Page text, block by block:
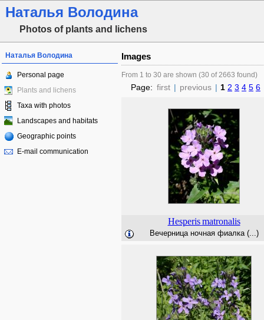
Наталья Володина
Photos of plants and lichens
Наталья Володина
Personal page
Plants and lichens
Taxa with photos
Landscapes and habitats
Geographic points
E-mail communication
Images
From 1 to 30 are shown (30 of 2663 found)
Page: first | previous | 1 2 3 4 5 6
Hesperis matronalis
Вечерница ночная фиалка (...)